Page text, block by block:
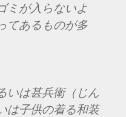
ミが入らないよ
てあるものが多
いは甚兵衛（じん
は子供の着る和装